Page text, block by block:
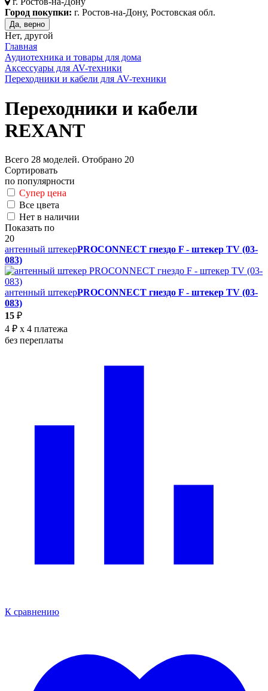
Город покупки: г. Ростов-на-Дону, Ростовская обл.
Да, верно
Нет, другой
Главная
Аудиотехника и товары для дома
Аксессуары для AV-техники
Переходники и кабели для AV-техники
Переходники и кабели
REXANT
Всего 28 моделей. Отобрано 20
Сортировать
по популярности
Супер цена
Все цвета
Нет в наличии
Показать по
20
антенный штекерPROCONNECT гнездо F - штекер TV (03-
083)
антенный штекерPROCONNECT гнездо F - штекер TV (03-
083)
15 ₽
4 ₽ x 4 платежа
без переплаты
К сравнению